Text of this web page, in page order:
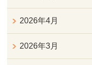
2026年4月
2026年3月